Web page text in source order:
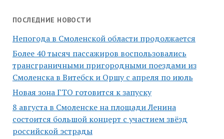
ПОСЛЕДНИЕ НОВОСТИ
Непогода в Смоленской области продолжается
Более 40 тысяч пассажиров воспользовались
трансграничными пригородными поездами из
Смоленска в Витебск и Оршу с апреля по июль
Новая зона ГТО готовится к запуску
8 августа в Смоленске на площади Ленина
состоится большой концерт с участием звёзд
российской эстрады